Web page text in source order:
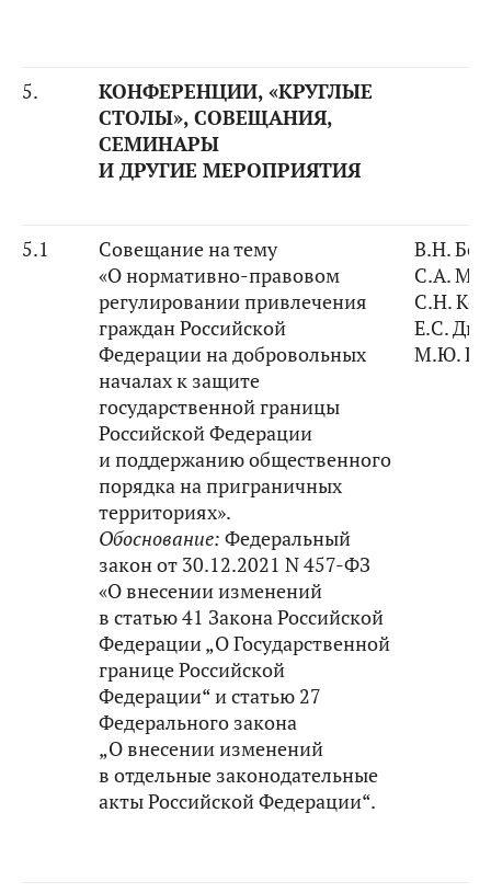
5.
КОНФЕРЕНЦИИ, «КРУГЛЫЕ
СТОЛЫ», СОВЕЩАНИЯ,
СЕМИНАРЫ
И ДРУГИЕ МЕРОПРИЯТИЯ
5.1
Совещание на тему
«О нормативно-правовом
регулировании привлечения
граждан Российской
Федерации на добровольных
началах к защите
государственной границы
Российской Федерации
и поддержанию общественного
порядка на приграничных
территориях».
Обоснование: Федеральный
закон от 30.12.2021 N 457-ФЗ
«О внесении изменений
в статью 41 Закона Российской
Федерации „О Государственной
границе Российской
Федерации“ и статью 27
Федерального закона
„О внесении изменений
в отдельные законодательные
акты Российской Федерации“.
В.Н.
С.А.
С.Н.
Е.С.
М.Ю.